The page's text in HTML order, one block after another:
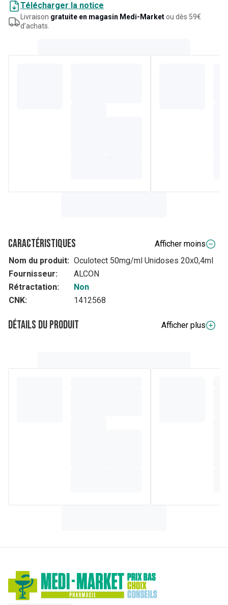
Télécharger la notice
Livraison gratuite en magasin Medi-Marketou dès 59€
d’achats.
Caractéristiques
Afficher moins
Nom du produit: Oculotect 50mg/ml Unidoses 20x0,4ml
Fournisseur:
ALCON
Rétractation:
Non
CNK:
1412568
Détails du produit
Afficher plus
microcristalline • Extrait sec de thym (Thymus vulgaris) 3
magnesiumstearaat - Aroma - Zoetstoffen :